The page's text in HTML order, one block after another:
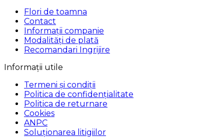
Flori de toamna
Contact
Informații companie
Modalități de plată
Recomandari Ingrijire
Informații utile
Termeni și condiții
Politica de confidențialitate
Politica de returnare
Cookies
ANPC
Soluționarea litigiilor